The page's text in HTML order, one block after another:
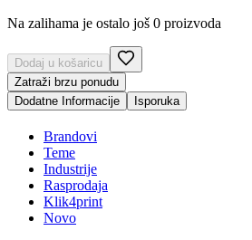
Na zalihama je ostalo još 0 proizvoda
Dodaj u košaricu
Zatraži brzu ponudu
Dodatne Informacije
Isporuka
Brandovi
Teme
Industrije
Rasprodaja
Klik4print
Novo